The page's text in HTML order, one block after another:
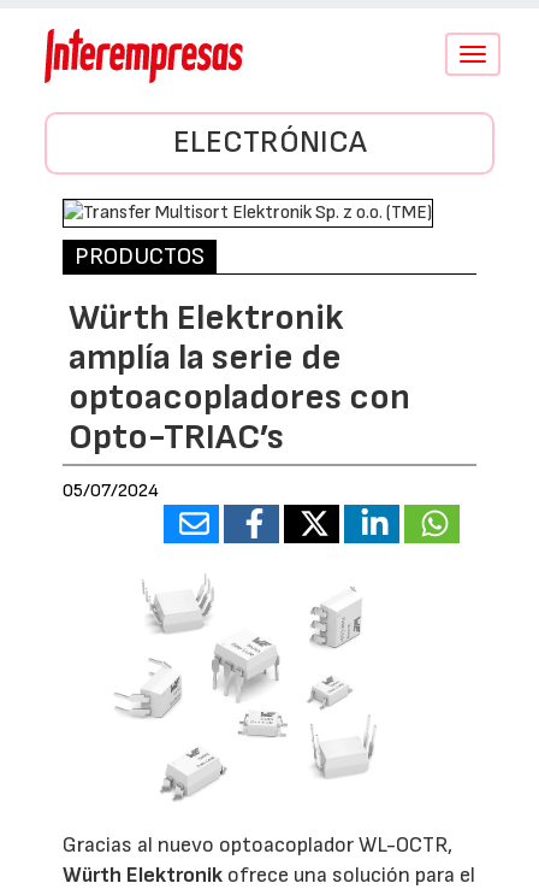
Conmutar
ELECTRÓNICA
PRODUCTOS
Würth Elektronik
amplía la serie de
optoacopladores con
Opto-TRIAC’s
05/07/2024
Gracias al nuevo optoacoplador WL-OCTR,
Würth Elektronik ofrece una solución para el